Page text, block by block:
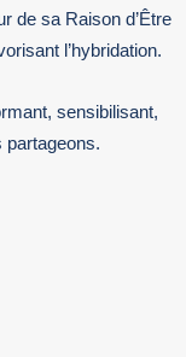
de sa Raison d’Être
l’hybridation.
sensibilisant,
partageons.